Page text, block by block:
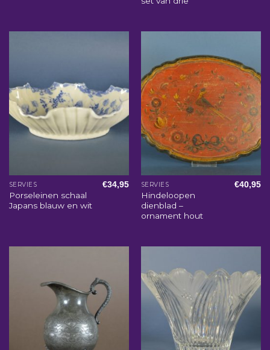
SERVIES
Porseleinen schaal
Japans blauw en wit
€34,95 SERVIES
Hindeloopen
dienblad –
ornament hout
€40,95